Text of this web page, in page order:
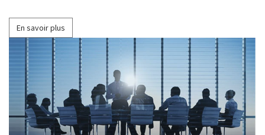
En savoir plus